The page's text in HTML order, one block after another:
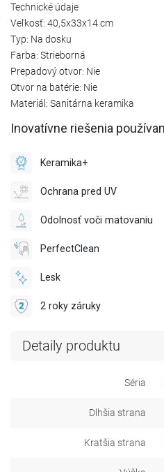
Technické údaje
Veľkosť: 40,5x33x14 cm
Typ: Na dosku
Farba: Strieborná
Prepadový otvor: Nie
Otvor na batérie: Nie
Materiál: Sanitárna keramika
Inovatívne riešenia
Keramika+
Ochrana pred UV
Odolnosť voči matovaniu
PerfectClean
Lesk
2 roky záruky
Detaily produktu
Séria
Dlhšia strana
Kratšia strana